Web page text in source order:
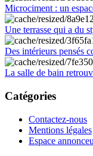
Microciment : un
Une terrasse qui a du
Des intérieurs pensés
La salle de bain
Catégories
Contactez-nous
Mentions légales
Espace